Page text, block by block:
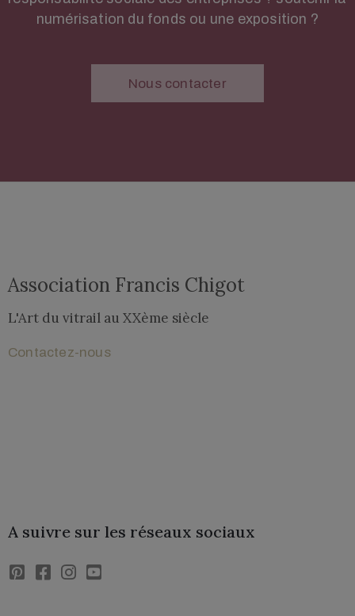
numérisation du fonds ou une exposition ?
Nous contacter
Association Francis Chigot
L'Art du vitrail au XXème siècle​
Contactez-nous
A suivre sur les réseaux sociaux